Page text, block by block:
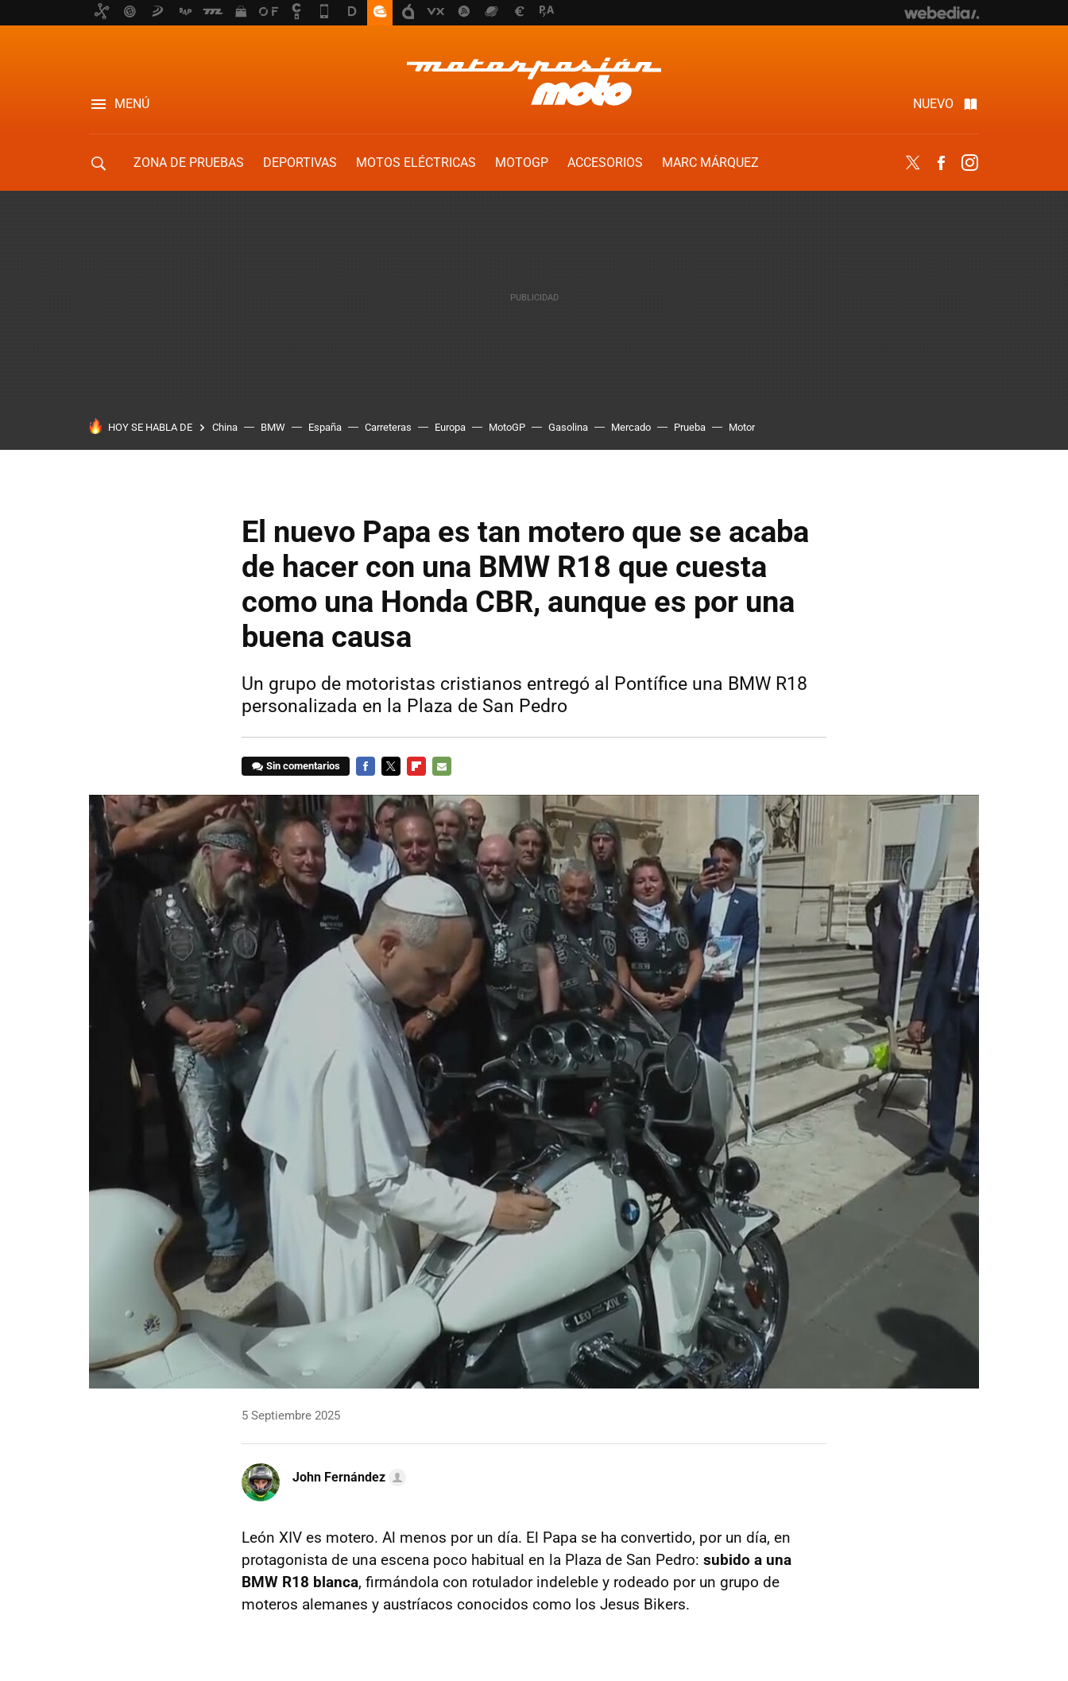
MENÚ NUEVO
ZONA DE PRUEBAS DEPORTIVAS MOTOS ELÉCTRICAS MOTOGP ACCESORIOS
MARC MÁRQUEZ
Twitter Facebook
HOY SE HABLA DE China BMW España Carreteras Europa MotoGP Gasolina Mercado Prueba Motor
El nuevo Papa es tan motero que se acaba
de hacer con una BMW R18 que cuesta
como una Honda CBR, aunque es por una
buena causa
Un grupo de motoristas cristianos entregó al Pontífice una BMW R18
personalizada en la Plaza de San Pedro
Sin comentarios
MAIL
5 Septiembre 2025
John Fernández
León XIV es motero. Al menos por un día. El Papa se ha convertido, por un día, en
protagonista de una escena poco habitual en la Plaza de San Pedro: subido a una
BMW R18 blanca, firmándola con rotulador indeleble y rodeado por un grupo de
moteros alemanes y austríacos conocidos como los Jesus Bikers.